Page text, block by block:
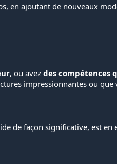
en ajoutant de nouveaux
, ou avez des compétences
impressionnantes ou
de façon significative, est en